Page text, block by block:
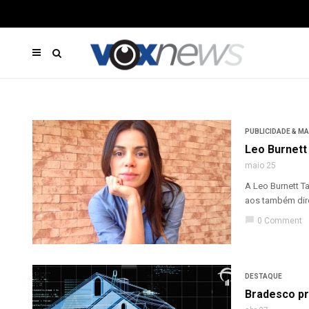
PUBLICIDADE &
Leo
maio 25
A Leo Burnett
aos também
chat_bubble 0 Comment
DESTAQUE
Bradesco